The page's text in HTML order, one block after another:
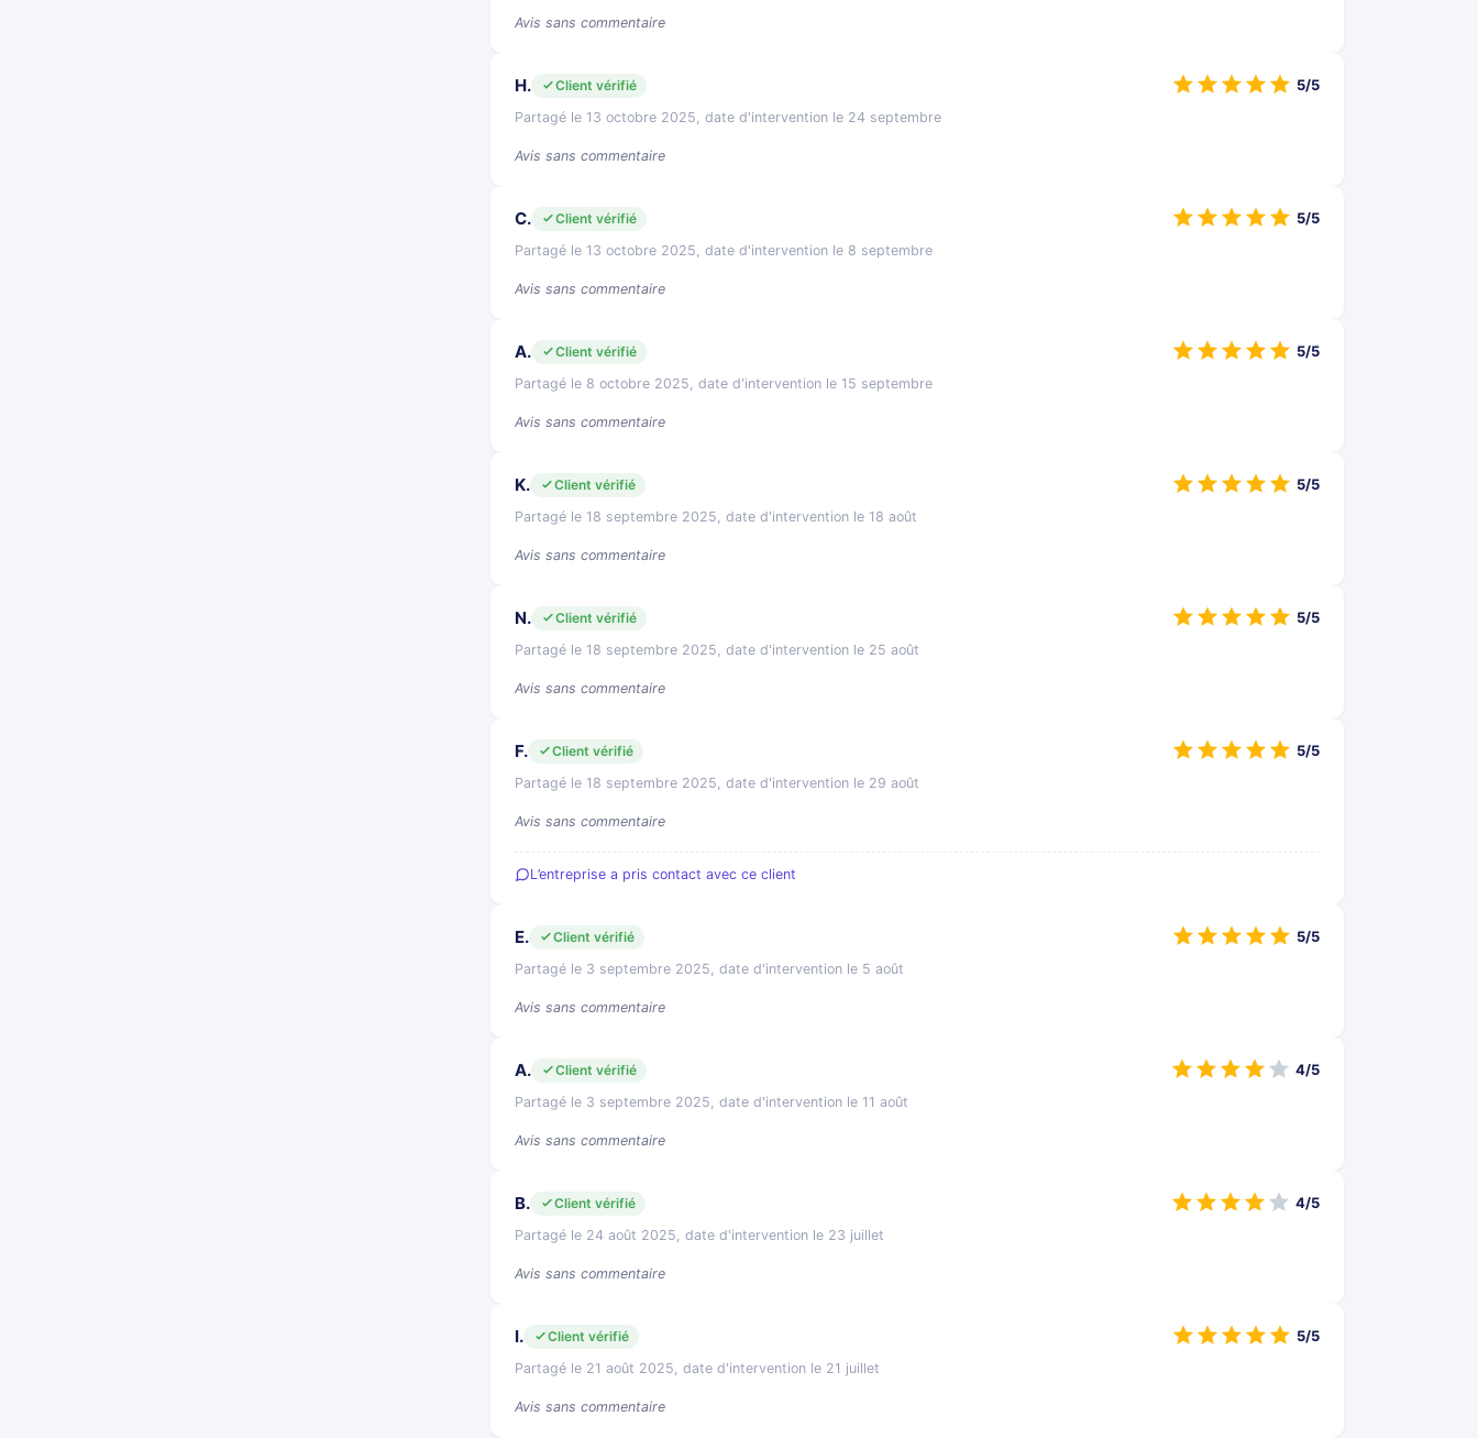
Avis sans commentaire
H.
Client vérifié
Partagé le 13 octobre 2025, date d'intervention le 24 septembre
Avis sans commentaire
5/5
C.
Client vérifié
Partagé le 13 octobre 2025, date d'intervention le 8 septembre
Avis sans commentaire
5/5
A.
Client vérifié
Partagé le 8 octobre 2025, date d'intervention le 15 septembre
Avis sans commentaire
5/5
K.
Client vérifié
Partagé le 18 septembre 2025, date d'intervention le 18 août
Avis sans commentaire
5/5
N.
Client vérifié
Partagé le 18 septembre 2025, date d'intervention le 25 août
Avis sans commentaire
5/5
F.
Client vérifié
Partagé le 18 septembre 2025, date d'intervention le 29 août
Avis sans commentaire
5/5
L’entreprise a pris contact avec ce client
E.
Client vérifié
Partagé le 3 septembre 2025, date d'intervention le 5 août
Avis sans commentaire
5/5
A.
Client vérifié
Partagé le 3 septembre 2025, date d'intervention le 11 août
Avis sans commentaire
4/5
B.
Client vérifié
Partagé le 24 août 2025, date d'intervention le 23 juillet
Avis sans commentaire
4/5
I.
Client vérifié
Partagé le 21 août 2025, date d'intervention le 21 juillet
Avis sans commentaire
5/5